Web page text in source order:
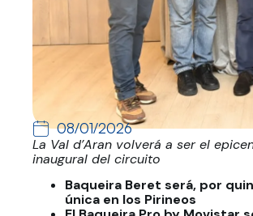
08/01/2026
La Val d’Aran volverá a ser el
inaugural del circuito
Baqueira Beret será, por
única en los Pirineos